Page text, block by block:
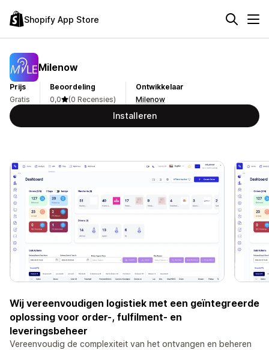
Shopify App Store
Milenow
Prijs
Gratis
Beoordeling
0,0
(0 Recensies)
Ontwikkelaar
Milenow
Installeren
Wij vereenvoudigen logistiek met een geïntegreerde
oplossing voor order-, fulfilment- en
leveringsbeheer
Vereenvoudig de complexiteit van het ontvangen en beheren